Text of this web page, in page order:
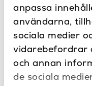
anpassa
användarna,
sociala medier
vidarebefordrar
och annan
de sociala
Varumärke
Produkter
i serien Track